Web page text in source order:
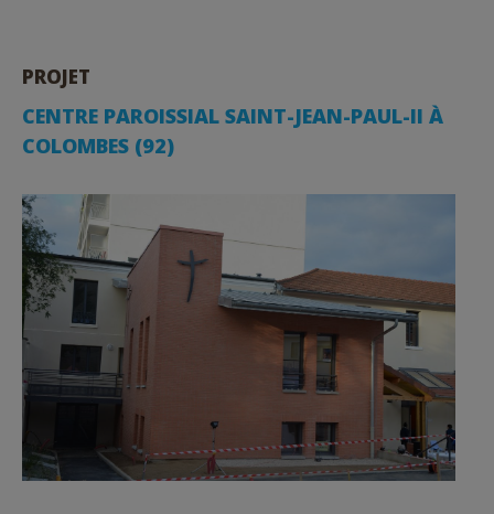
PROJET
CENTRE PAROISSIAL SAINT-JEAN-PAUL-II À
COLOMBES (92)